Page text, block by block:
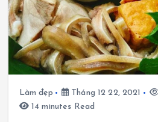
Làm đẹp Tháng 12 22, 2021
14 minutes Read